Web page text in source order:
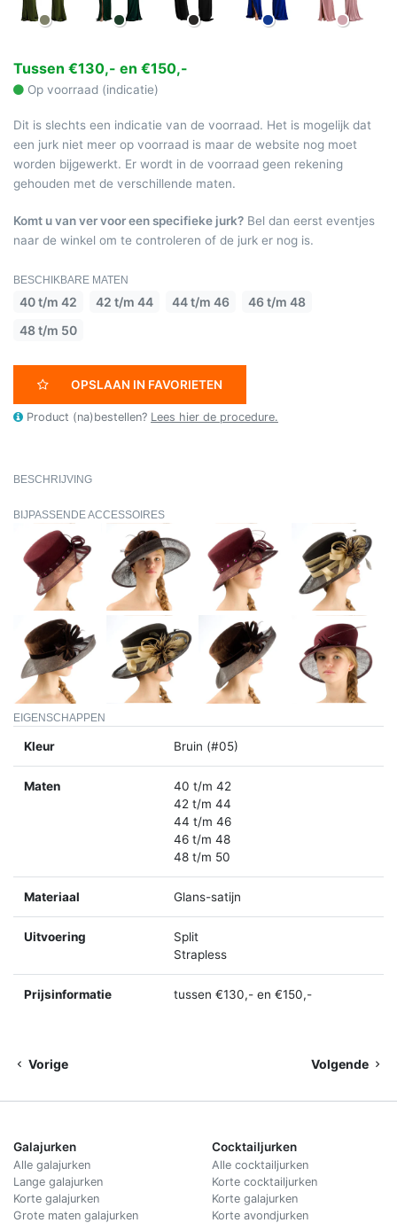
Tussen €130,- en €150,-
Op voorraad (indicatie)
Dit is slechts een indicatie van de voorraad. Het is mogelijk dat
een jurk niet meer op voorraad is maar de website nog moet
worden bijgewerkt. Er wordt in de voorraad geen rekening
gehouden met de verschillende maten.
Komt u van ver voor een specifieke jurk? Bel dan eerst eventjes
naar de winkel om te controleren of de jurk er nog is.
BESCHIKBARE MATEN
40 t/m 42 42 t/m 44 44 t/m 46
46 t/m 48
48 t/m 50
OPSLAAN IN FAVORIETEN
Product (na)bestellen? Lees hier de procedure.
BESCHRIJVING
BIJPASSENDE ACCESSOIRES
EIGENSCHAPPEN
Kleur Bruin (#05)
Maten
40 t/m 42
42 t/m 44
44 t/m 46
46 t/m 48
48 t/m 50
Materiaal Glans-satijn
Uitvoering
Split
Strapless
Prijsinformatie tussen €130,- en €150,-
Vorige Volgende
Galajurken
Alle galajurken
Lange galajurken
Korte galajurken
Grote maten galajurken
Cocktailjurken
Alle cocktailjurken
Korte cocktailjurken
Korte galajurken
Korte avondjurken